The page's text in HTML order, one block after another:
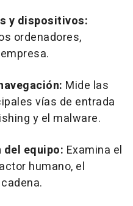
y dispositivos:
ordenadores,
Mide las
vías de entrada
y el malware.
equipo: Examina el
humano, el